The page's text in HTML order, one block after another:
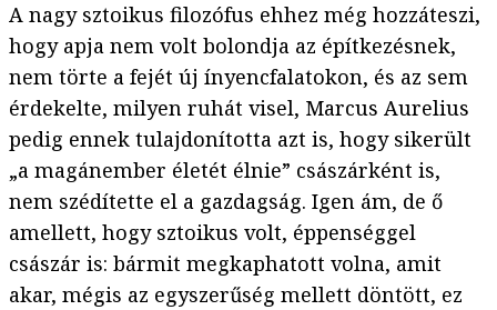
A nagy sztoikus filozófus ehhez még hozzáteszi,
hogy apja nem volt bolondja az építkezésnek,
nem törte a fejét új ínyencfalatokon, és az sem
érdekelte, milyen ruhát visel, Marcus Aurelius
pedig ennek tulajdonította azt is, hogy sikerült
„a magánember életét élnie” császárként is,
nem szédítette el a gazdagság. Igen ám, de ő
amellett, hogy sztoikus volt, éppenséggel
császár is: bármit megkaphatott volna, amit
akar, mégis az egyszerűség mellett döntött, ez